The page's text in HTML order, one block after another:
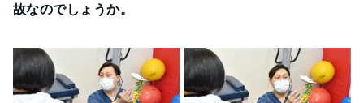
故なのでしょうか。